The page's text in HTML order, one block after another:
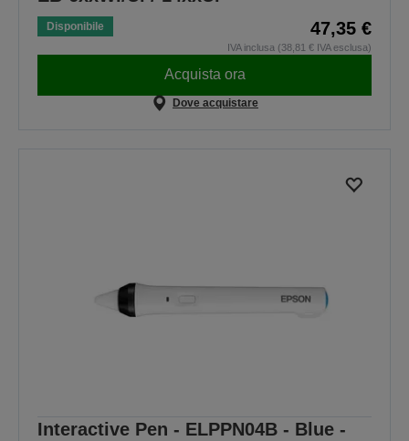
Disponibile 47,35 €
IVA inclusa (38,81 € IVA esclusa)
Acquista ora
Dove acquistare
Interactive Pen - ELPPN04B - Blue -